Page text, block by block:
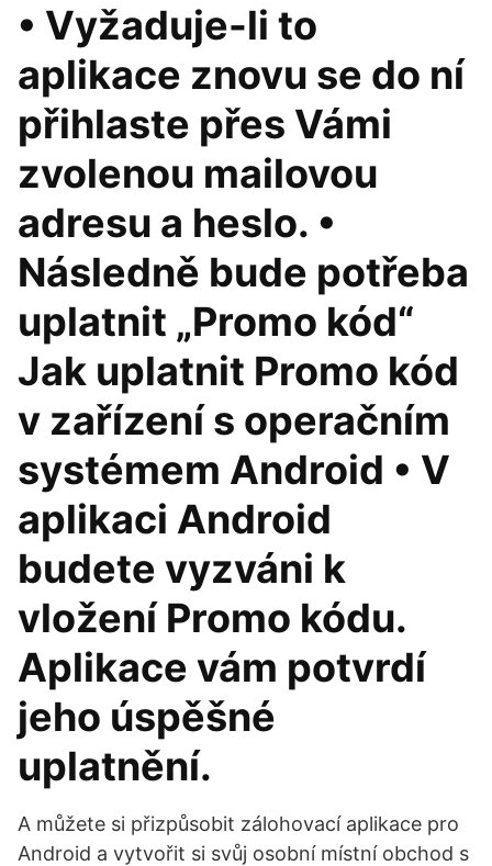
• Vyžaduje-li to
aplikace znovu se do ní
přihlaste přes Vámi
zvolenou mailovou
adresu a heslo. •
Následně bude potřeba
uplatnit „Promo kód“
Jak uplatnit Promo kód
v zařízení s operačním
systémem Android • V
aplikaci Android
budete vyzváni k
vložení Promo kódu.
Aplikace vám potvrdí
jeho úspěšné
uplatnění.
A můžete si přizpůsobit zálohovací aplikace pro
Android a vytvořit si svůj osobní místní obchod s